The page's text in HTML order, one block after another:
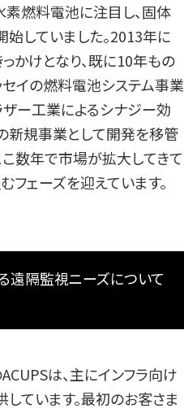
素燃料電池に注目し、固体
していました。2013年に
かけとなり、既に10年もの
イの燃料電池システム事業
ザー工業によるシナジー効
新規事業として開発を移管
こ数年で市場が拡大してきて
フェーズを迎えています。
遠隔監視ニーズについて
は、主にインフラ向け
ています。最初のお客さま